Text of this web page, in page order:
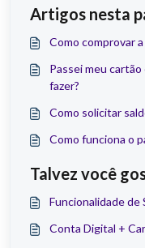
Artigos nesta
Como comprovar
Passei meu
fazer?
Como solicitar
Como funciona o
Talvez você
Funcionalidade de
Conta Digital +